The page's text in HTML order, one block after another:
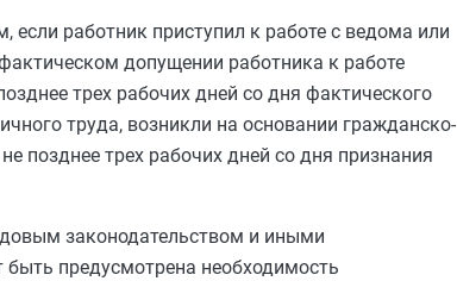
работник приступил к работе с ведома или
допущении работника к работе
трех рабочих дней со дня фактического
труда, возникли на основании гражданско-
позднее трех рабочих дней со дня признания
законодательством и иными
предусмотрена необходимость